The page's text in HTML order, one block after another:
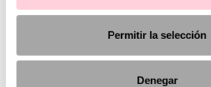
Permitir la selección
Denegar